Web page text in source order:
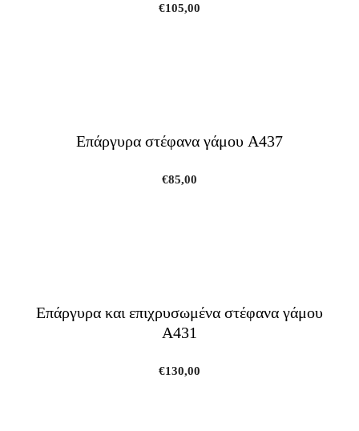
€105,00
Επάργυρα στέφανα γάμου A437
€85,00
Επάργυρα και επιχρυσωμένα στέφανα γάμου
A431
€130,00